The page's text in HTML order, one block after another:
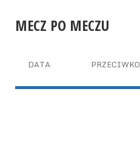
MECZ PO MECZU
DATA PRZECIWKO